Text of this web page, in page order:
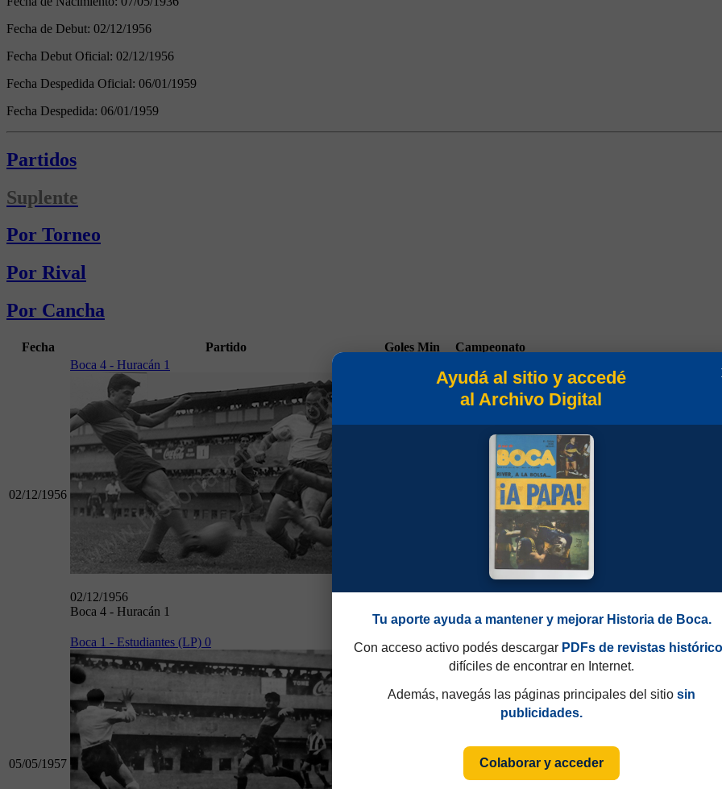
Fecha de Debut: 02/12/1956
Fecha Debut Oficial: 02/12/1956
Fecha Despedida Oficial: 06/01/1959
Fecha Despedida: 06/01/1959
Partidos
Suplente
Por Torneo
Por Rival
Por Cancha
Fecha Partido Goles Min Campeonato
02/12/1956
Boca 4 - Huracán 1
02/12/1956
Boca 4 - Huracán 1
Campeonato 1956
05/05/1957
Boca 1 - Estudiantes (LP) 0
Campeonato 1957
Ayudá al sitio y accedé
al Archivo Digital
Tu aporte ayuda a mantener y mejorar Historia de Boca.
Con acceso activo podés descargar PDFs de revistas
difíciles de encontrar en Internet.
Además, navegás las páginas principales del sitio sin
publicidades.
Colaborar y acceder